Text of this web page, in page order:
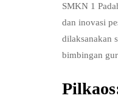
SMKN 1
dan inovasi
dilaksanakan
bimbingan